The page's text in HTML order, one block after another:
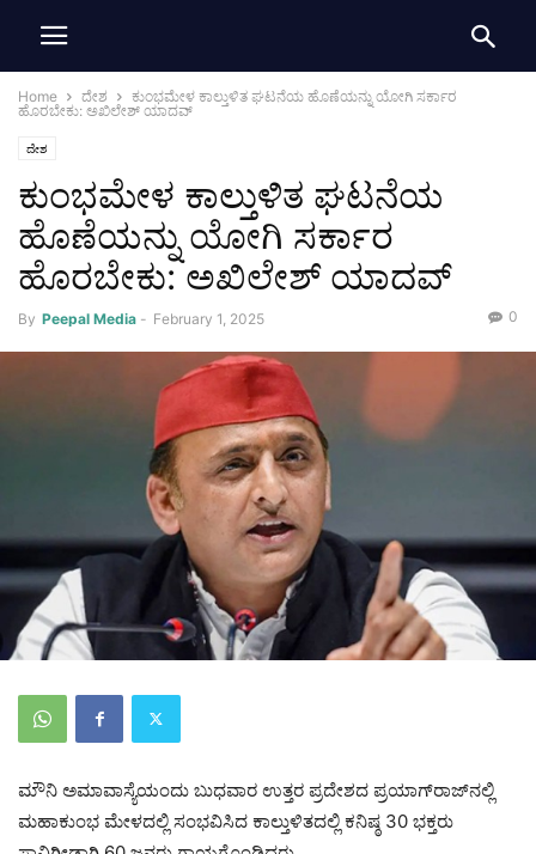
Home ದೇಶ
ಕುಂಭಮೇಳ ಕಾಲ್ತುಳಿತ ಘಟನೆಯ ಹೊಣೆಯನ್ನು ಯೋಗಿ ಸರ್ಕಾರ
ಹೊರಬೇಕು: ಅಖಿಲೇಶ್ ಯಾದವ್
ದೇಶ
ಕುಂಭಮೇಳ ಕಾಲ್ತುಳಿತ ಘಟನೆಯ
ಹೊಣೆಯನ್ನು ಯೋಗಿ ಸರ್ಕಾರ
ಹೊರಬೇಕು: ಅಖಿಲೇಶ್ ಯಾದವ್
By Peepal Media - February 1, 2025 0
ಮೌನಿ ಅಮಾವಾಸ್ಯೆಯಂದು ಬುಧವಾರ ಉತ್ತರ ಪ್ರದೇಶದ ಪ್ರಯಾಗ್‌ರಾಜ್‌ನಲ್ಲಿ
ಮಹಾಕುಂಭ ಮೇಳದಲ್ಲಿ ಸಂಭವಿಸಿದ ಕಾಲ್ತುಳಿತದಲ್ಲಿ ಕನಿಷ್ಠ 30 ಭಕ್ತರು